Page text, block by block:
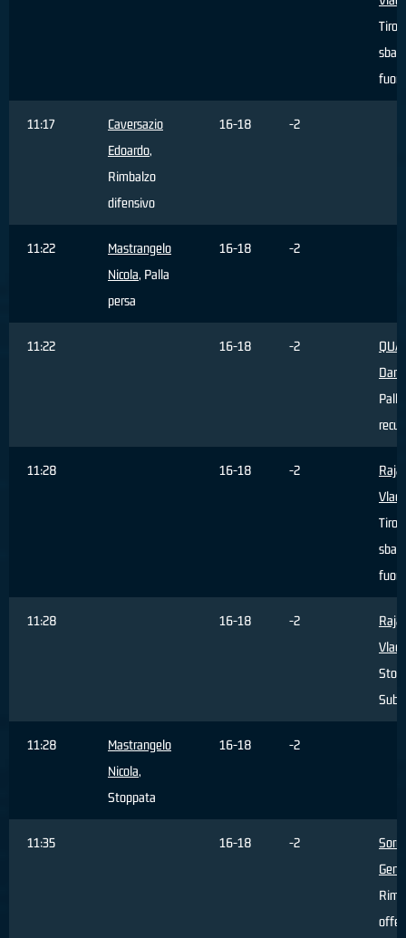
Tiro
fuori
11:17
Caversazio
Edoardo,
Rimbalzo
difensivo
16-18 -2
11:22
Mastrangelo
Nicola, Palla
persa
16-18 -2
11:22 16-18 -2
Palla
11:28 16-18 -2
Tiro
fuori
11:28 16-18 -2
11:28
Mastrangelo
Nicola,
Stoppata
16-18 -2
11:35 16-18 -2